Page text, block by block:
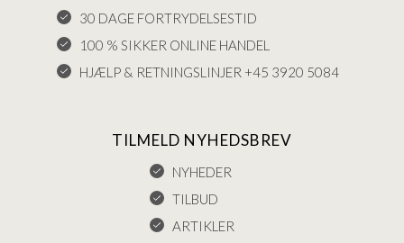
30 DAGE FORTRYDELSESTID
100 % SIKKER ONLINE HANDEL
HJÆLP & RETNINGSLINJER +45 3920 5084
TILMELD NYHEDSBREV
NYHEDER
TILBUD
ARTIKLER